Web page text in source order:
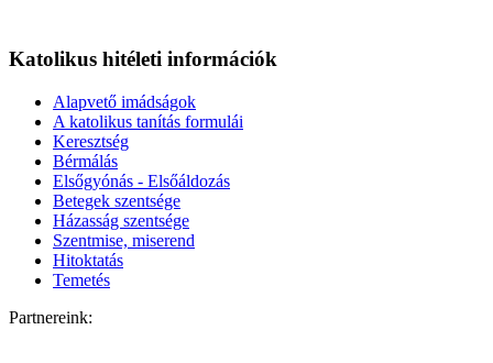
Katolikus hitéleti információk
Alapvető imádságok
A katolikus tanítás formulái
Keresztség
Bérmálás
Elsőgyónás - Elsőáldozás
Betegek szentsége
Házasság szentsége
Szentmise, miserend
Hitoktatás
Temetés
Partnereink: